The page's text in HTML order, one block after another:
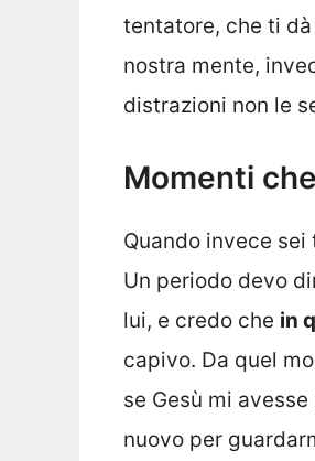
tentatore, che ti
nostra mente,
distrazioni non le
Momenti
Quando invece
Un periodo devo
lui, e credo che in
capivo. Da quel
se Gesù mi
nuovo per